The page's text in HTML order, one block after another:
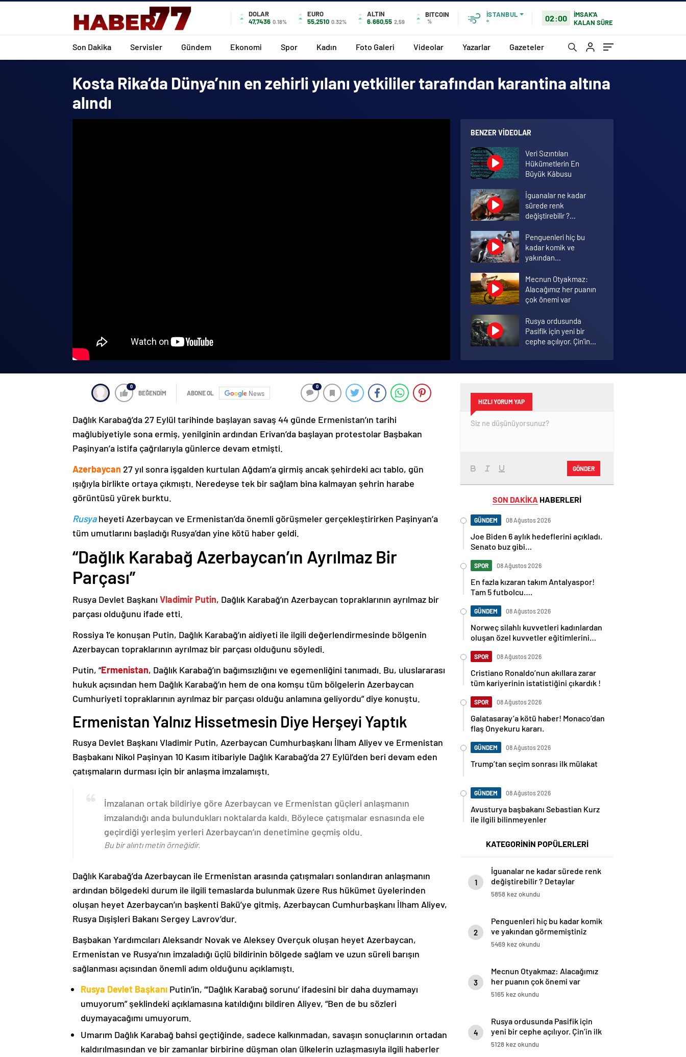
DOLAR
47,7436 0.18%
EURO
55,2510 0.32%
ALTIN
6.660,55 2,59
BITCOIN
%
İSTANBUL
°
02:00
İMSAK'A
KALAN SÜRE
Son Dakika Servisler Gündem Ekonomi Spor Kadın Foto Galeri Videolar Yazarlar Gazeteler
Kosta Rika’da Dünya’nın en zehirli yılanı yetkililer tarafından karantina altına
alındı
BENZER VIDEOLAR
Veri Sızıntıları
Hükümetlerin En
Büyük Kâbusu
İguanalar ne kadar
sürede renk
değiştirebilir ?
Penguenleri hiç bu
kadar komik ve
yakından
Mecnun Otyakmaz:
Alacağımız her puanın
çok önemi var
Rusya ordusunda
Pasifik için yeni bir
cephe açılıyor. Çin’in
Şenol Güneş: Arda
Turan Milli Takım
0
BEĞENDİM ABONE OL News
0
Dağlık Karabağ’da 27 Eylül tarihinde başlayan savaş 44 günde Ermenistan’ın tarihi
mağlubiyetiyle sona ermiş, yenilginin ardından Erivan’da başlayan protestolar Başbakan
Paşinyan’a istifa çağrılarıyla günlerce devam etmişti.
Azerbaycan 27 yıl sonra işgalden kurtulan Ağdam’a girmiş ancak şehirdeki acı tablo, gün
ışığıyla birlikte ortaya çıkmıştı. Neredeyse tek bir sağlam bina kalmayan şehrin harabe
görüntüsü yürek burktu.
Rusyaheyeti Azerbaycan ve Ermenistan’da önemli görüşmeler gerçekleştirirken Paşinyan’a
tüm umutlarını başladığı Rusya’dan yine kötü haber geldi.
“Dağlık Karabağ Azerbaycan’ın Ayrılmaz Bir
Parçası”
Rusya Devlet Başkanı Vladimir Putin, Dağlık Karabağ’ın Azerbaycan topraklarının ayrılmaz bir
parçası olduğunu ifade etti.
Rossiya 1’e konuşan Putin, Dağlık Karabağ’ın aidiyeti ile ilgili değerlendirmesinde bölgenin
Azerbaycan topraklarının ayrılmaz bir parçası olduğunu söyledi.
Putin, “Ermenistan, Dağlık Karabağ’ın bağımsızlığını ve egemenliğini tanımadı. Bu, uluslararası
hukuk açısından hem Dağlık Karabağ’ın hem de ona komşu tüm bölgelerin Azerbaycan
Cumhuriyeti topraklarının ayrılmaz bir parçası olduğu anlamına geliyordu” diye konuştu.
Ermenistan Yalnız Hissetmesin Diye Herşeyi Yaptık
Rusya Devlet Başkanı Vladimir Putin, Azerbaycan Cumhurbaşkanı İlham Aliyev ve Ermenistan
Başbakanı Nikol Paşinyan 10 Kasım itibariyle Dağlık Karabağ’da 27 Eylül’den beri devam eden
çatışmaların durması için bir anlaşma imzalamıştı.
İmzalanan ortak bildiriye göre Azerbaycan ve Ermenistan güçleri anlaşmanın
imzalandığı anda bulundukları noktalarda kaldı. Böylece çatışmalar esnasında ele
geçirdiği yerleşim yerleri Azerbaycan’ın denetimine geçmiş oldu.
Bu bir alıntı metin örneğidir.
Dağlık Karabağ’da Azerbaycan ile Ermenistan arasında çatışmaları sonlandıran anlaşmanın
ardından bölgedeki durum ile ilgili temaslarda bulunmak üzere Rus hükümet üyelerinden
oluşan heyet Azerbaycan’ın başkenti Bakü’ye gitmiş, Azerbaycan Cumhurbaşkanı İlham Aliyev,
Rusya Dışişleri Bakanı Sergey Lavrov’dur.
Başbakan Yardımcıları Aleksandr Novak ve Aleksey Overçuk oluşan heyet Azerbaycan,
Ermenistan ve Rusya’nın imzaladığı üçlü bildirinin bölgede sağlam ve uzun süreli barışın
sağlanması açısından önemli adım olduğunu açıklamıştı.
Rusya Devlet Başkanı Putin’in, “‘Dağlık Karabağ sorunu’ ifadesini bir daha duymamayı
umuyorum” şeklindeki açıklamasına katıldığını bildiren Aliyev, “Ben de bu sözleri
duymayacağımı umuyorum.
Umarım Dağlık Karabağ bahsi geçtiğinde, sadece kalkınmadan, savaşın sonuçlarının ortadan
kaldırılmasından ve bir zamanlar birbirine düşman olan ülkelerin uzlaşmasıyla ilgili haberler
HIZLI YORUM YAP
GÖNDER
SON DAKİKA HABERLERİ
GÜNDEM 08 Ağustos 2026
Joe Biden 6 aylık hedeflerini açıkladı.
Senato buz gibi…
SPOR 08 Ağustos 2026
En fazla kızaran takım Antalyaspor!
Tam 5 futbolcu….
GÜNDEM 08 Ağustos 2026
Norweç silahlı kuvvetleri kadınlardan
oluşan özel kuvvetler eğitimlerini
SPOR 08 Ağustos 2026
Cristiano Ronaldo’nun akıllara zarar
tüm kariyerinin istatistiğini çıkardık !
SPOR 08 Ağustos 2026
Galatasaray’a kötü haber! Monaco’dan
flaş Onyekuru kararı.
GÜNDEM 08 Ağustos 2026
Trump’tan seçim sonrası ilk mülakat
GÜNDEM 08 Ağustos 2026
Avusturya başbakanı Sebastian Kurz
ile ilgili bilinmeyenler
KATEGORİNİN POPÜLERLERİ
1
İguanalar ne kadar sürede renk
değiştirebilir ? Detaylar
burada…
5858 kez okundu
2
Penguenleri hiç bu kadar komik
ve yakından görmemiştiniz
5469 kez okundu
3
Mecnun Otyakmaz: Alacağımız
her puanın çok önemi var
5165 kez okundu
4
Rusya ordusunda Pasifik için
yeni bir cephe açılıyor. Çin’in ilk
tepkisi!
5128 kez okundu